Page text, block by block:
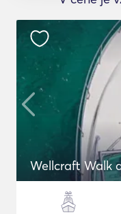
Wellcraft Walk